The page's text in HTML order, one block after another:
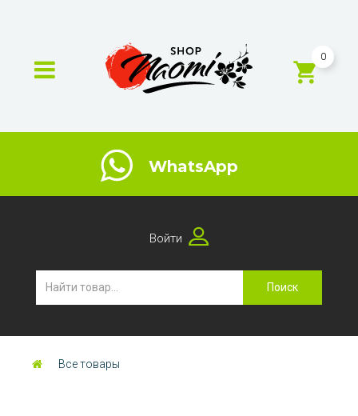
0
WhatsApp
Войти
Поиск
Все товары